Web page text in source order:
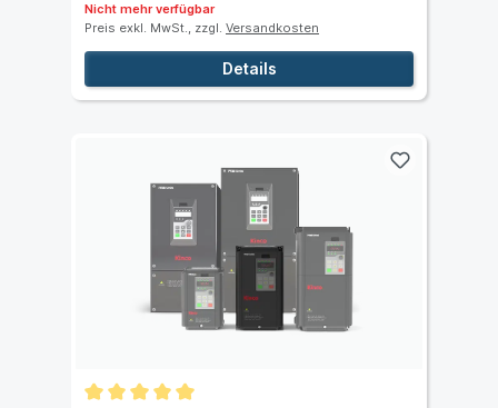
Nicht mehr verfügbar
Preis exkl. MwSt., zzgl. Versandkosten
Details